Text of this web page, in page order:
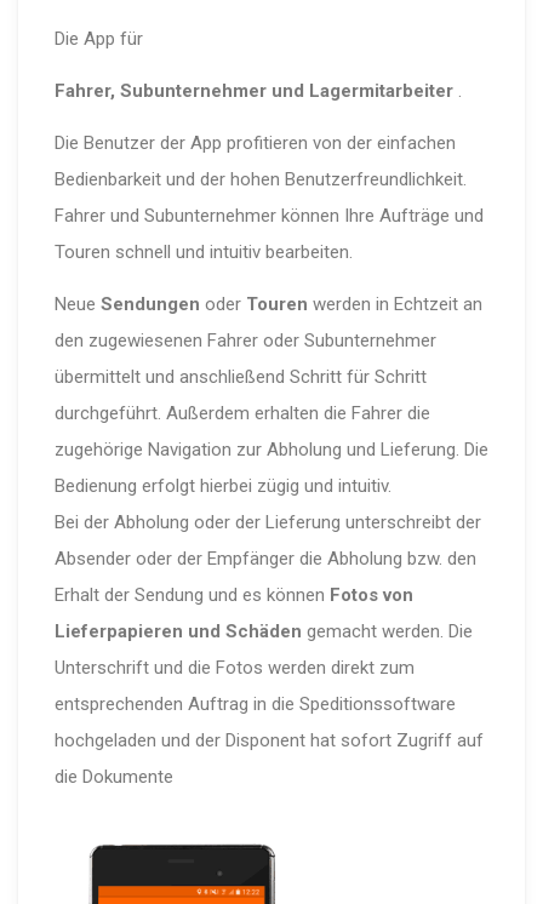
Die App für
Fahrer, Subunternehmer und Lagermitarbeiter.
Die Benutzer der App profitieren von der einfachen
Bedienbarkeit und der hohen Benutzerfreundlichkeit.
Fahrer und Subunternehmer können Ihre Aufträge und
Touren schnell und intuitiv bearbeiten.
Neue Sendungen oder Touren werden in Echtzeit an
den zugewiesenen Fahrer oder Subunternehmer
übermittelt und anschließend Schritt für Schritt
durchgeführt. Außerdem erhalten die Fahrer die
zugehörige Navigation zur Abholung und Lieferung. Die
Bedienung erfolgt hierbei zügig und intuitiv.
Bei der Abholung oder der Lieferung unterschreibt der
Absender oder der Empfänger die Abholung bzw. den
Erhalt der Sendung und es können Fotos von
Lieferpapieren und Schäden gemacht werden. Die
Unterschrift und die Fotos werden direkt zum
entsprechenden Auftrag in die Speditionssoftware
hochgeladen und der Disponent hat sofort Zugriff auf
die Dokumente